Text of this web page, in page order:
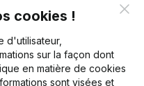
cookies !
d'utilisateur,
sur la façon dont
en matière de cookies
sont visées et